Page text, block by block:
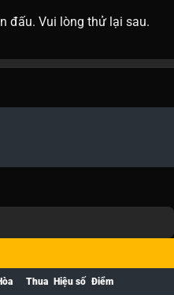
đấu. Vui lòng thử lại sau.
Thua Hiệu số Điểm